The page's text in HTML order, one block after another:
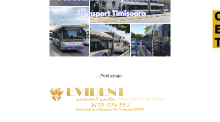
- Publicitate-